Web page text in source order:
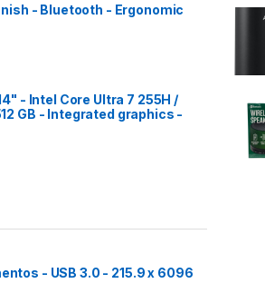
- Bluetooth - Ergonomic
- Intel Core Ultra 7 255H /
GB - Integrated graphics -
- USB 3.0 - 215.9 x 6096